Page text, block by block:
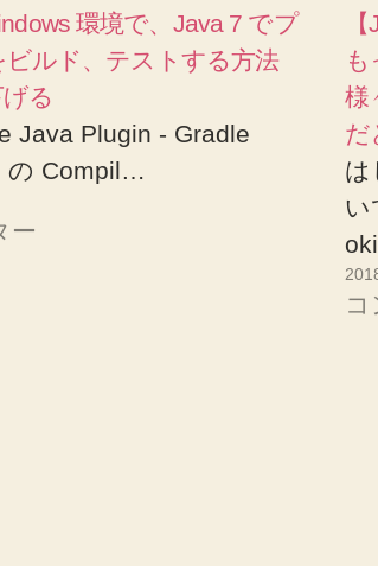
環境で、Java 7 でプ
ビルド、テストする方法
る
Java Plugin - Gradle
の Compil…
ー
様
だ
は
い